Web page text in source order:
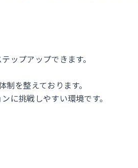
ップアップできます。
を整えております。
に挑戦しやすい環境です。